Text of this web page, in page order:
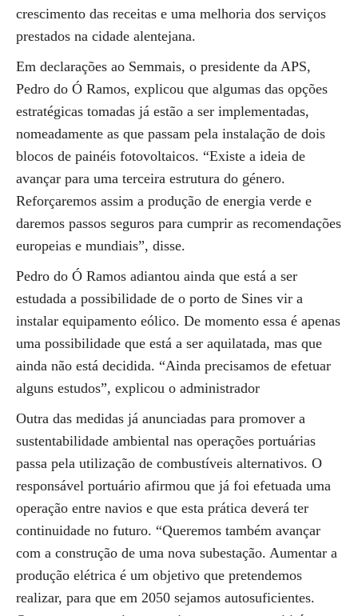
crescimento das receitas e uma melhoria dos serviços
prestados na cidade alentejana.
Em declarações ao Semmais, o presidente da APS,
Pedro do Ó Ramos, explicou que algumas das opções
estratégicas tomadas já estão a ser implementadas,
nomeadamente as que passam pela instalação de dois
blocos de painéis fotovoltaicos. “Existe a ideia de
avançar para uma terceira estrutura do género.
Reforçaremos assim a produção de energia verde e
daremos passos seguros para cumprir as recomendações
europeias e mundiais”, disse.
Pedro do Ó Ramos adiantou ainda que está a ser
estudada a possibilidade de o porto de Sines vir a
instalar equipamento eólico. De momento essa é apenas
uma possibilidade que está a ser aquilatada, mas que
ainda não está decidida. “Ainda precisamos de efetuar
alguns estudos”, explicou o administrador
Outra das medidas já anunciadas para promover a
sustentabilidade ambiental nas operações portuárias
passa pela utilização de combustíveis alternativos. O
responsável portuário afirmou que já foi efetuada uma
operação entre navios e que esta prática deverá ter
continuidade no futuro. “Queremos também avançar
com a construção de uma nova subestação. Aumentar a
produção elétrica é um objetivo que pretendemos
realizar, para que em 2050 sejamos autosuficientes.